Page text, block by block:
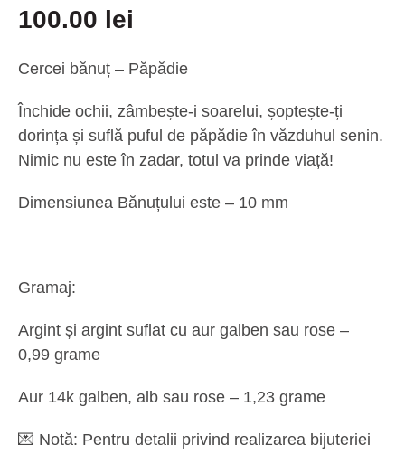
100.00 lei
Cercei bănuț – Păpădie
Închide ochii, zâmbește-i soarelui, șoptește-ți
dorința și suflă puful de păpădie în văzduhul senin.
Nimic nu este în zadar, totul va prinde viață!
Dimensiunea Bănuțului este – 10 mm
Gramaj:
Argint și argint suflat cu aur galben sau rose –
0,99 grame
Aur 14k galben, alb sau rose – 1,23 grame
💌 Notă: Pentru detalii privind realizarea bijuteriei